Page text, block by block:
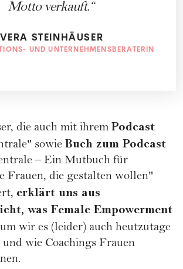
Motto verkauft.
VERA STEINHÄUSER
UND UNTERNEHMENSBERATERIN
die auch mit ihrem Podcast
" sowie Buch zum Podcast
– Ein Mutbuch für
Frauen, die gestalten wollen"
erklärt uns aus
was Female Empowerment
wir es (leider) auch heutzutage
wie Coachings Frauen